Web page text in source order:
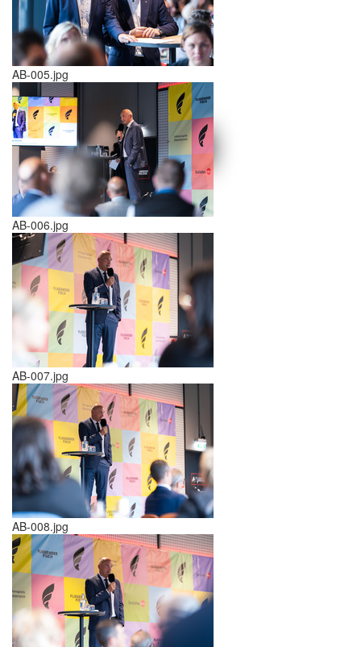
schließen X
<< >>
AB-005.jpg
AB-006.jpg
AB-007.jpg
AB-008.jpg